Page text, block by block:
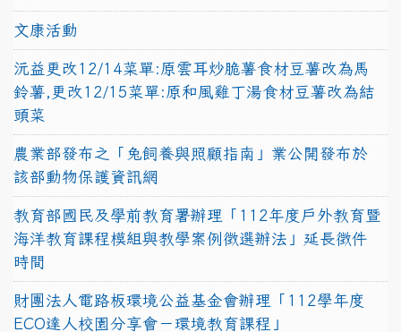
文康活動
沅益更改12/14菜單:原雲耳炒脆薯食材豆薯改為馬
鈴薯,更改12/15菜單:原和風雞丁湯食材豆薯改為結
頭菜
農業部發布之「兔飼養與照顧指南」業公開發布於
該部動物保護資訊網
教育部國民及學前教育署辦理「112年度戶外教育暨
海洋教育課程模組與教學案例徵選辦法」延長徵件
時間
財團法人電路板環境公益基金會辦理「112學年度
ECO達人校園分享會－環境教育課程」